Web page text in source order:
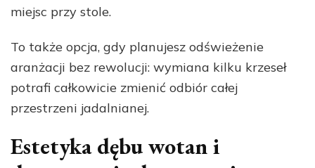
miejsc przy stole.
To także opcja, gdy planujesz odświeżenie
aranżacji bez rewolucji: wymiana kilku krzeseł
potrafi całkowicie zmienić odbiór całej
przestrzeni jadalnianej.
Estetyka dębu wotan i